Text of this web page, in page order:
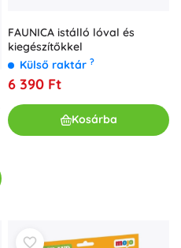
FAUNICA istálló lóval és
kiegészítőkkel
Külső raktár ?
6 390 Ft
Kosárba